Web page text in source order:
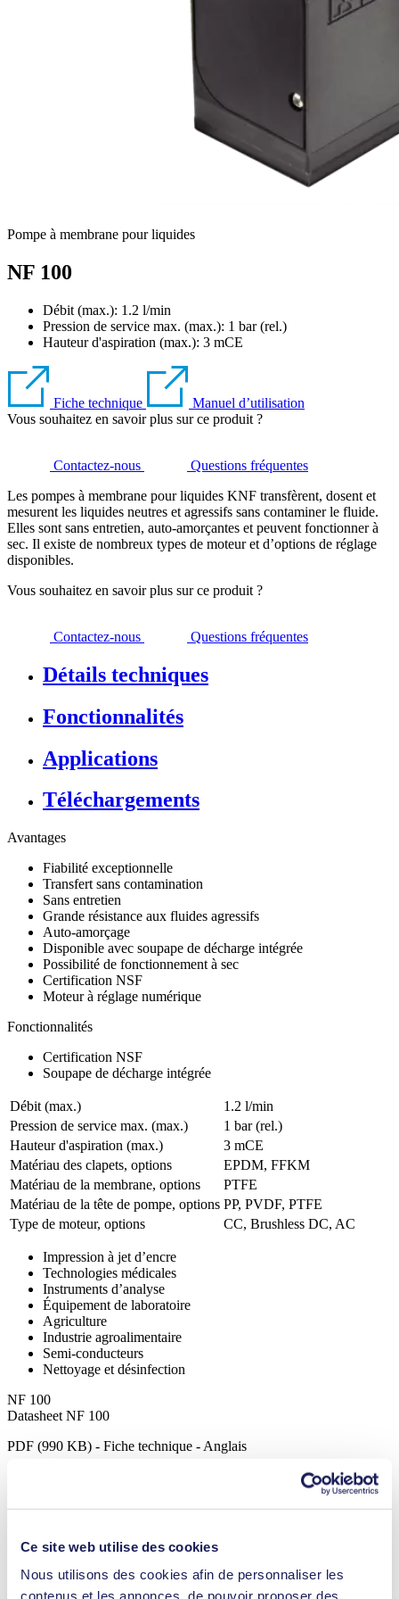
Ce site web utilise des cookies
Nous utilisons des cookies afin de personnaliser les
contenus et les annonces, de pouvoir proposer des
Pompe à membrane pour liquides
NF 100
Débit (max.): 1.2 l/min
Pression de service max. (max.): 1 bar (rel.)
Hauteur d'aspiration (max.): 3 mCE
Fiche technique
Manuel d’utilisation
Vous souhaitez en savoir plus sur ce produit ?
Contactez-nous
Questions fréquentes
Les pompes à membrane pour liquides KNF transfèrent, dosent et
mesurent les liquides neutres et agressifs sans contaminer le fluide.
Elles sont sans entretien, auto-amorçantes et peuvent fonctionner à
sec. Il existe de nombreux types de moteur et d’options de réglage
disponibles.
Vous souhaitez en savoir plus sur ce produit ?
Contactez-nous Questions fréquentes
Détails techniques
Fonctionnalités
Applications
Téléchargements
Avantages
Fiabilité exceptionnelle
Transfert sans contamination
Sans entretien
Grande résistance aux fluides agressifs
Auto-amorçage
Disponible avec soupape de décharge intégrée
Possibilité de fonctionnement à sec
Certification NSF
Moteur à réglage numérique
Fonctionnalités
Certification NSF
Soupape de décharge intégrée
Débit (max.)
1.2 l/min
Pression de service max. (max.)
1 bar (rel.)
Hauteur d'aspiration (max.)
3 mCE
Matériau des clapets, options
EPDM, FFKM
Matériau de la membrane, options
PTFE
Matériau de la tête de pompe, options PP, PVDF, PTFE
Type de moteur, options
CC, Brushless DC, AC
Impression à jet d’encre
Technologies médicales
Instruments d’analyse
Équipement de laboratoire
Agriculture
Industrie agroalimentaire
Semi-conducteurs
Nettoyage et désinfection
NF 100
Datasheet NF 100
PDF (990 KB) - Fiche technique - Anglais
PDF (1 MB) - Manuel d’utilisation - Anglais